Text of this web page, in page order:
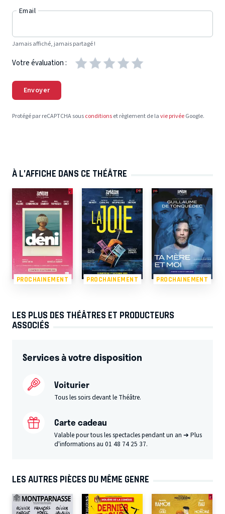
Email
Jamais affiché, jamais partagé !
Votre évaluation :
Envoyer
Protégé par reCAPTCHA sousconditionset règlement de lavie privéeGoogle.
À L’AFFICHE DANS CE THÉÂTRE
PROCHAINEMENT PROCHAINEMENT PROCHAINEMENT
LES PLUS DES THÉÂTRES ET PRODUCTEURS
ASSOCIÉS
Services à votre disposition
Voiturier
Tous les soirs devant le Théâtre.
Carte cadeau
Valable pour tous les spectacles pendant un an ➔ Plus
d'informations au 01 48 74 25 37.
LES AUTRES PIÈCES DU MÊME GENRE